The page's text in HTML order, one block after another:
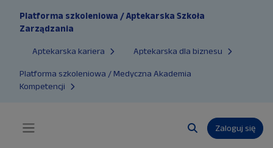
Platforma szkoleniowa / Aptekarska Szkoła
Zarządzania
Aptekarska kariera Aptekarska dla biznesu
Platforma szkoleniowa / Medyczna Akademia
Kompetencji
Przełącznik
Zaloguj się